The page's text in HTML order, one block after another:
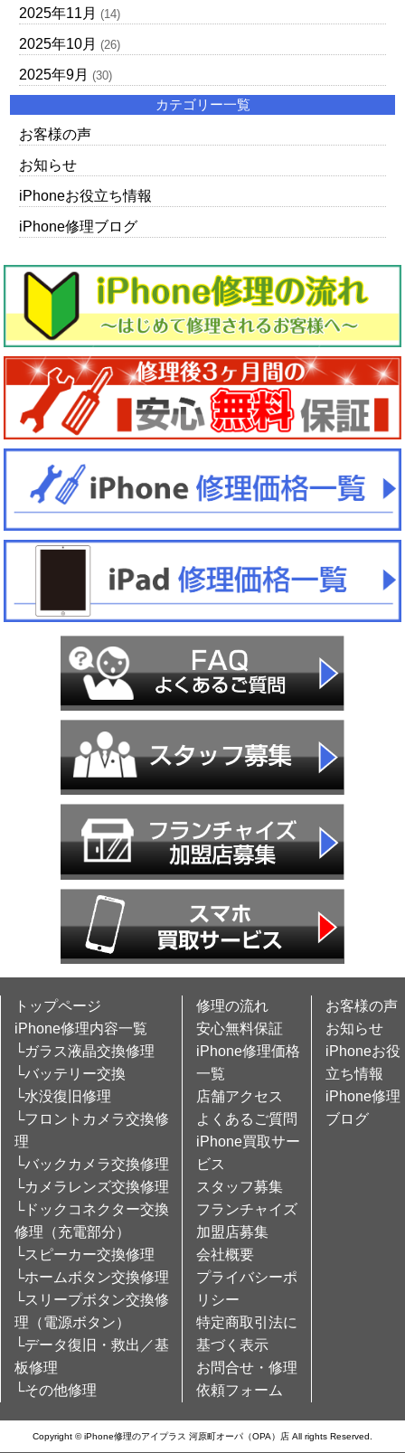
2025年11月 (14)
2025年10月 (26)
2025年9月 (30)
カテゴリー一覧
お客様の声
お知らせ
iPhoneお役立ち情報
iPhone修理ブログ
トップページ
iPhone修理内容一覧
└ガラス液晶交換修理
└バッテリー交換
└水没復旧修理
└フロントカメラ交換修
理
└バックカメラ交換修理
└カメラレンズ交換修理
└ドックコネクター交換
修理（充電部分）
└スピーカー交換修理
└ホームボタン交換修理
└スリープボタン交換修
理（電源ボタン）
└データ復旧・救出／基
板修理
└その他修理
修理の流れ
安心無料保証
iPhone修理価格
一覧
店舗アクセス
よくあるご質問
iPhone買取サー
ビス
スタッフ募集
フランチャイズ
加盟店募集
会社概要
プライバシーポ
リシー
特定商取引法に
基づく表示
お問合せ・修理
依頼フォーム
お客様の声
お知らせ
iPhoneお役
立ち情報
iPhone修理
ブログ
Copyright © iPhone修理のアイプラス 河原町オーパ（OPA）店 All rights Reserved.